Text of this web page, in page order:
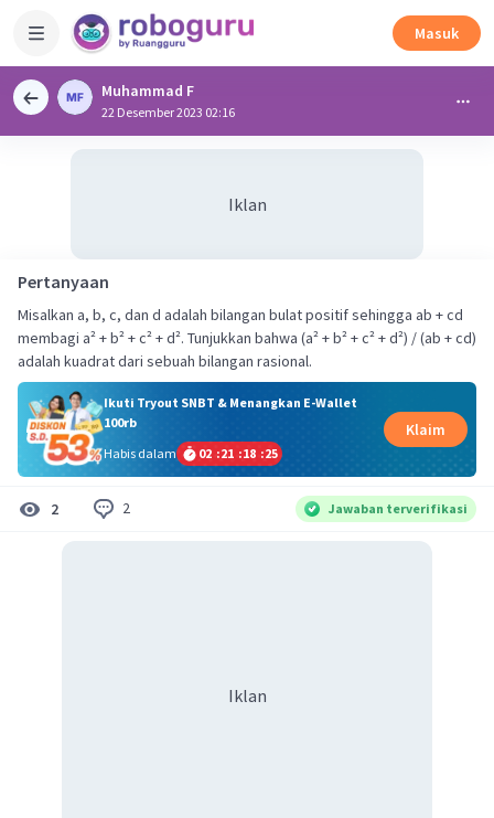
Masuk
Muhammad F
22 Desember 2023 02:16
Iklan
Pertanyaan
Misalkan a, b, c, dan d adalah bilangan bulat positif sehingga ab + cd
membagi a² + b² + c² + d². Tunjukkan bahwa (a² + b² + c² + d²) / (ab + cd)
adalah kuadrat dari sebuah bilangan rasional.
Ikuti Tryout SNBT & Menangkan E-Wallet
100rb
Habis dalam
02 :21 :18 :25
Klaim
2 2 Jawaban terverifikasi
Iklan